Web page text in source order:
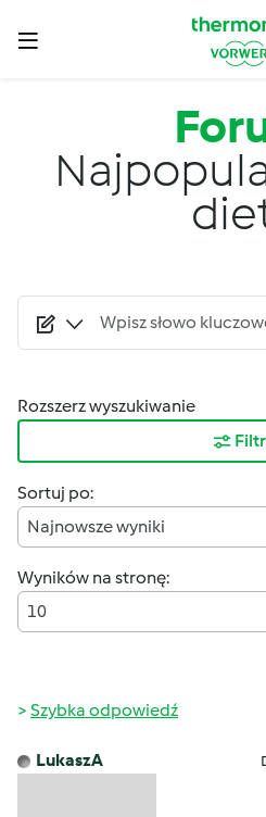
Rozszerz wyszukiwanie
Sortuj po:
Najnowsze wyniki
Wyników na stronę:
10
Szybka odpowiedź
LukaszA